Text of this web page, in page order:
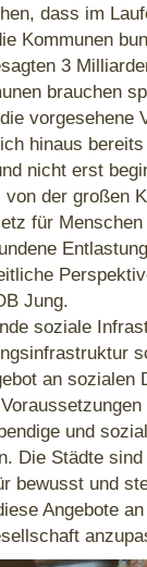
dass im
Kommunen
3
brauchen
vorgesehene
hinaus
nicht erst
der großen
für
Jung.
soziale
an sozialen
und
Die Städte
bewusst und
Angebote